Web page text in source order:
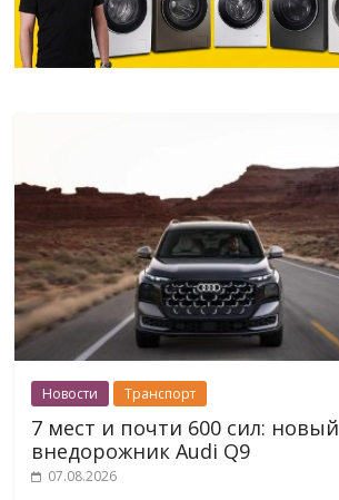
Новости Транспорт
7 мест и почти 600 сил: новый
внедорожник Audi Q9
07.08.2026